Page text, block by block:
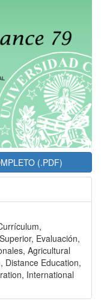
(.PDF)
Evaluación,
Agricultural
Distance Education,
International